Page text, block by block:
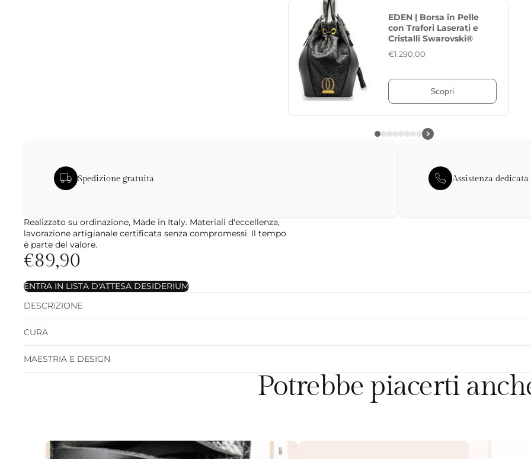
MUSA | Borsa in Pelle
Nappa con Cristalli
Swarovski®
€1.290,00
Spedizione gratuita Assistenza dedicata
Realizzato su ordinazione, Made in Italy. Materiali d'eccellenza,
lavorazione artigianale certificata senza compromessi. Il tempo
è parte del valore.
€89,90
ENTRA IN LISTA D'ATTESA DESIDERIUM
DESCRIZIONE
CURA
MAESTRIA E DESIGN
Potrebbe piacerti